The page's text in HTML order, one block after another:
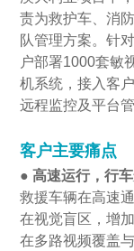
责为救护车、消
队管理方案。针
户部署1000套敏
机系统，接入客
远程监控及平台管
客户主要痛点
●高速运行，行
救援车辆在高速
在视觉盲区，增
在多路视频覆盖